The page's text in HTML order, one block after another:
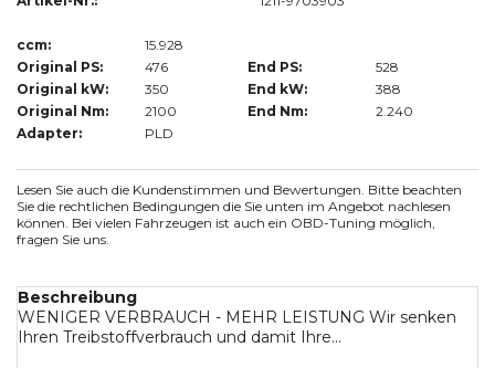
ccm:
15.928
Original PS:
476 End PS:
528
Original kW:
350 End kW:
388
Original Nm:
2100 End Nm:
2.240
Adapter:
PLD
Lesen Sie auch die Kundenstimmen und Bewertungen. Bitte beachten
Sie die rechtlichen Bedingungen die Sie unten im Angebot nachlesen
können. Bei vielen Fahrzeugen ist auch ein OBD-Tuning möglich,
fragen Sie uns.
Beschreibung
WENIGER VERBRAUCH - MEHR LEISTUNG Wir senken
Ihren Treibstoffverbrauch und damit Ihre...